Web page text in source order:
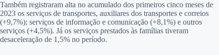
Também registraram alta no acumulado dos primeiros cinco meses de
2023 os serviços de transportes, auxiliares dos transportes e correios
(+9,7%); serviços de informação e comunicação (+8,1%) e outros
serviços (+4,5%). Já os serviços prestados às famílias tiveram
desaceleração de 1,5% no período.